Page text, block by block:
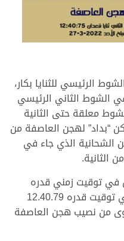
الرئيسي للثنايا بكار،
الشوط الثاني الرئيسي
معلقة حتى الثانية
“بداد” لهجن العاصفة من
الشحانية الذي جاء في
الثانية.
في توقيت زمني قدره
12.40.75، فيما وصل “المرجان” في توقيت قدره 12.40.79
من نصيب هجن العاصفة